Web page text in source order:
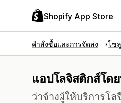
Shopify App Store
คำสั่งซื้อและการจัดส่ง โซ
แอปโลจิสติกส์โด
ว่าจ้างผู้ให้บริการโ